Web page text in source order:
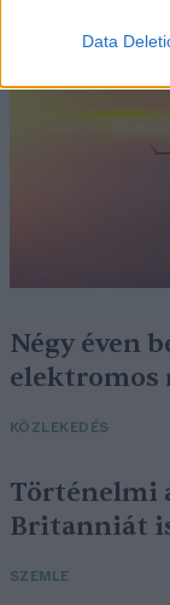
Data
Négy éven
elektromos
KÖZLEKEDÉS
Történelmi
Britanniát
SZEMLE